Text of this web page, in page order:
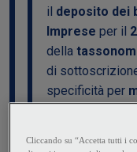
il deposito dei
Imprese per il
della
di
specificità per